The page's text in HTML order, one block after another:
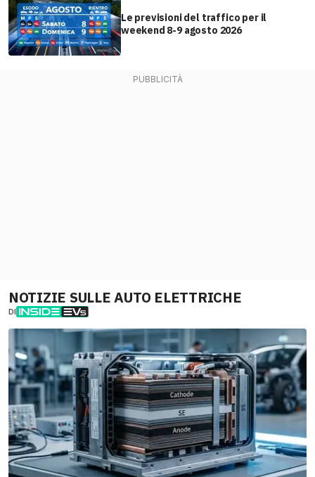
Le previsioni del traffico per il
weekend 8-9 agosto 2026
NOTIZIE SULLE AUTO ELETTRICHE
DI